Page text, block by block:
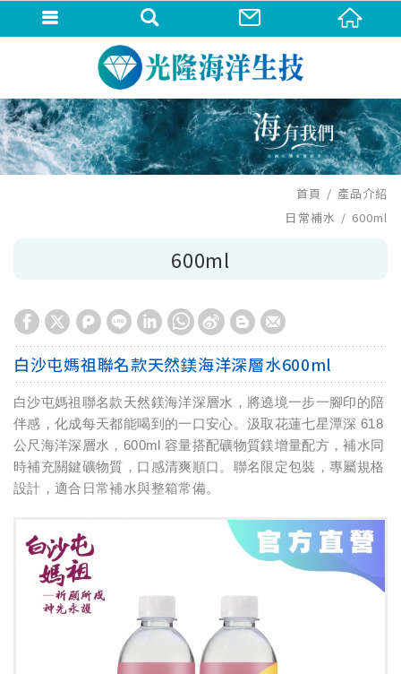
首頁 產品介紹
600ml
日常補水 600ml
白沙屯媽祖聯名款天然鎂海洋深層水600ml
白沙屯媽祖聯名款天然鎂海洋深層水，將遶境一步一腳印的陪
伴感，化成每天都能喝到的一口安心。汲取花蓮七星潭深 618
公尺海洋深層水，600ml 容量搭配礦物質鎂增量配方，補水同
時補充關鍵礦物質，口感清爽順口。聯名限定包裝，專屬規格
設計，適合日常補水與整箱常備。